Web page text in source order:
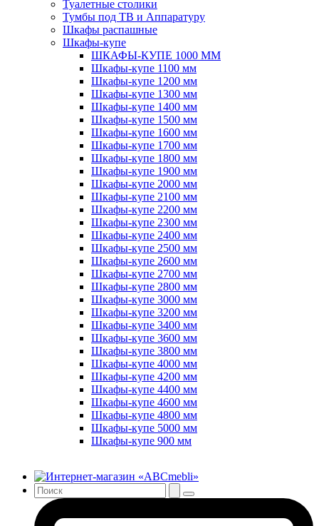
Туалетные столики
Тумбы под ТВ и Аппаратуру
Шкафы распашные
Шкафы-купе
ШКАФЫ-КУПЕ 1000 ММ
Шкафы-купе 1100 мм
Шкафы-купе 1200 мм
Шкафы-купе 1300 мм
Шкафы-купе 1400 мм
Шкафы-купе 1500 мм
Шкафы-купе 1600 мм
Шкафы-купе 1700 мм
Шкафы-купе 1800 мм
Шкафы-купе 1900 мм
Шкафы-купе 2000 мм
Шкафы-купе 2100 мм
Шкафы-купе 2200 мм
Шкафы-купе 2300 мм
Шкафы-купе 2400 мм
Шкафы-купе 2500 мм
Шкафы-купе 2600 мм
Шкафы-купе 2700 мм
Шкафы-купе 2800 мм
Шкафы-купе 3000 мм
Шкафы-купе 3200 мм
Шкафы-купе 3400 мм
Шкафы-купе 3600 мм
Шкафы-купе 3800 мм
Шкафы-купе 4000 мм
Шкафы-купе 4200 мм
Шкафы-купе 4400 мм
Шкафы-купе 4600 мм
Шкафы-купе 4800 мм
Шкафы-купе 5000 мм
Шкафы-купе 900 мм